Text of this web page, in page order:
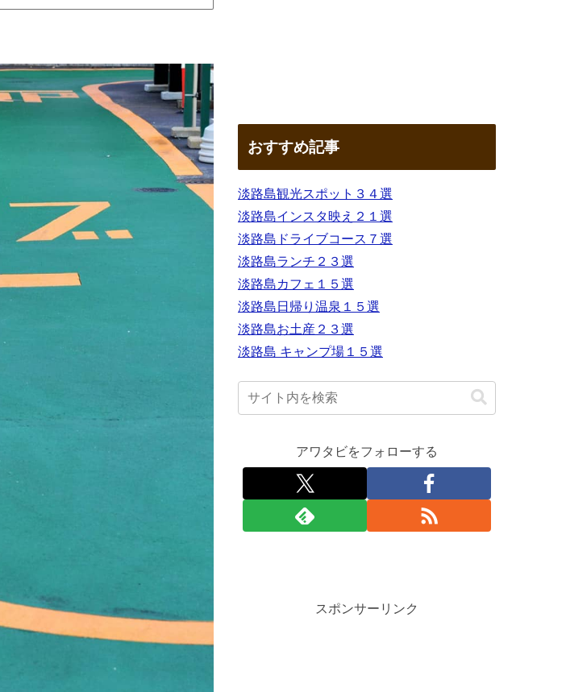
おすすめ記事
淡路島観光スポット３４選
淡路島インスタ映え２１選
淡路島ドライブコース７選
淡路島ランチ２３選
淡路島カフェ１５選
淡路島日帰り温泉１５選
淡路島お土産２３選
淡路島 キャンプ場１５選
アワタビをフォローする
スポンサーリンク